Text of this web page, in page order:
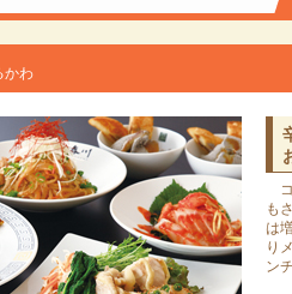
かわ
コ
も
は
り
ン